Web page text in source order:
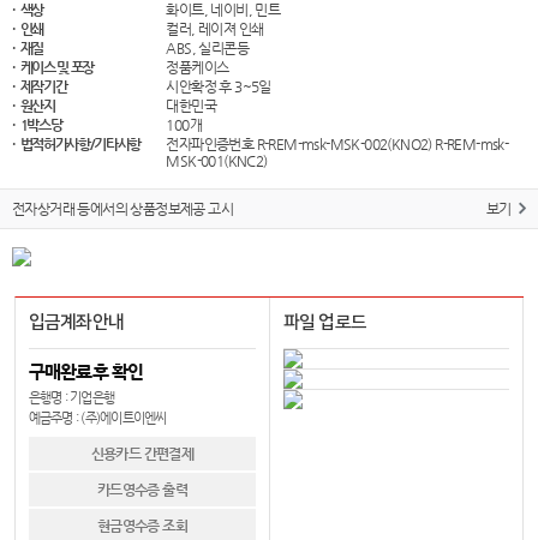
· 색상
화이트, 네이비, 민트
· 인쇄
컬러, 레이져 인쇄
· 재질
ABS, 실리콘등
· 케이스 및 포장
정품케이스
· 제작기간
시안확정 후 3~5일
· 원산지
대한민국
· 1박스당
100개
· 법적허가사항/기타사항
전자파인증번호 R-REM-msk-MSK-002(KNO2) R-REM-msk-
MSK-001(KNC2)
전자상거래 등에서의 상품정보제공 고시 보기
입금계좌안내
구매완료후 확인
은행명 : 기업은행
예금주명 : (주)에이트이엔씨
신용카드 간편결제
카드영수증 출력
현금영수증 조회
파일 업로드